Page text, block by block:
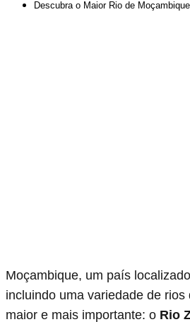
Descubra o Maior Rio de Moçambique
Moçambique, um país
incluindo uma variedade de
maior e mais importante: o Rio